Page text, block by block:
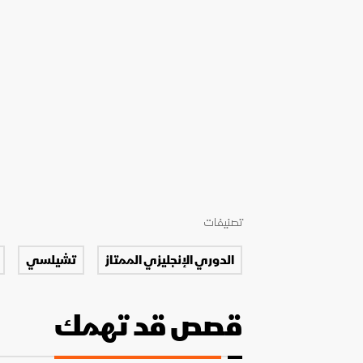
تصنيفات
الدوري الإنجليزي الممتاز تشيلسي
قصص قد تهمك